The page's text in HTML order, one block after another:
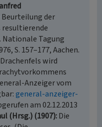
der
resultierende
Nationale Tagung
S. 157–177, Aachen.
Drachenfels wird
Anzeiger vom
general-anzeiger-
am 02.12.2013
(Hrsg.) (1907) Die